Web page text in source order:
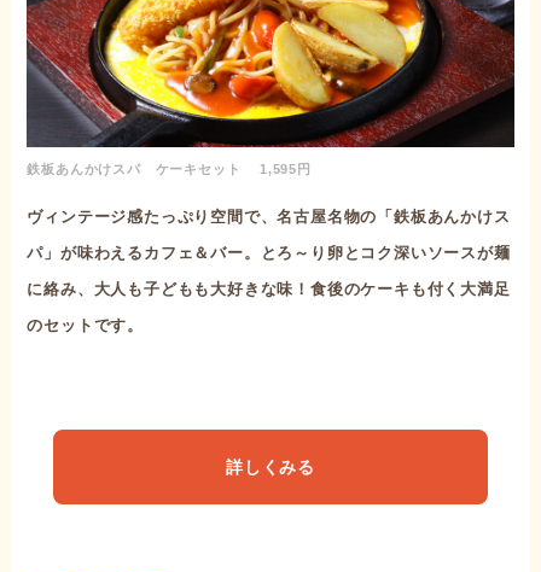
鉄板あんかけスパ ケーキセット 1,595円
ヴィンテージ感たっぷり空間で、名古屋名物の「鉄板あんかけス
パ」が味わえるカフェ＆バー。とろ～り卵とコク深いソースが麺
に絡み、大人も子どもも大好きな味！食後のケーキも付く大満足
のセットです。
詳しくみる